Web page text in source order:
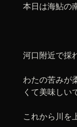
本日は海鮎の
河口附近で採
わたの苦みが
くて美味しい
これから川を